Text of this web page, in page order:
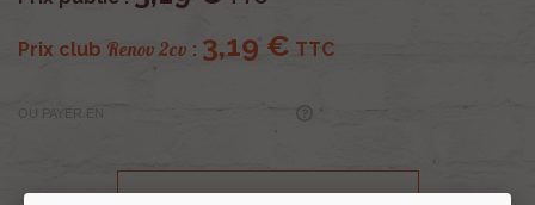
Prix club Renov 2cv : 3,19 € TTC